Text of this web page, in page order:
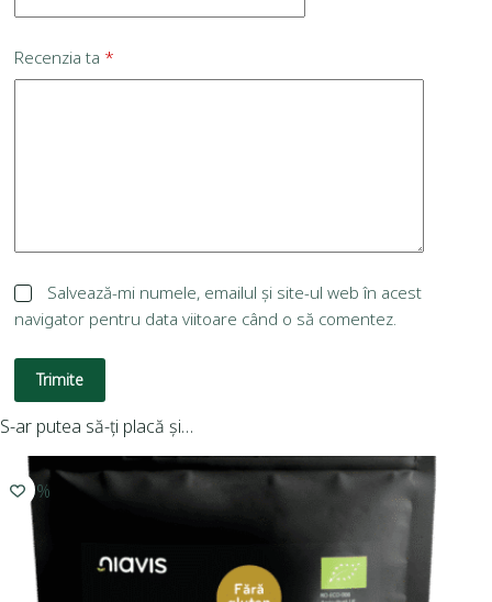
Recenzia ta *
Salvează-mi numele, emailul și site-ul web în acest
navigator pentru data viitoare când o să comentez.
Trimite
S-ar putea să-ți placă și…
-10%